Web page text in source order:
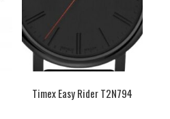
Timex Easy Rider T2N794